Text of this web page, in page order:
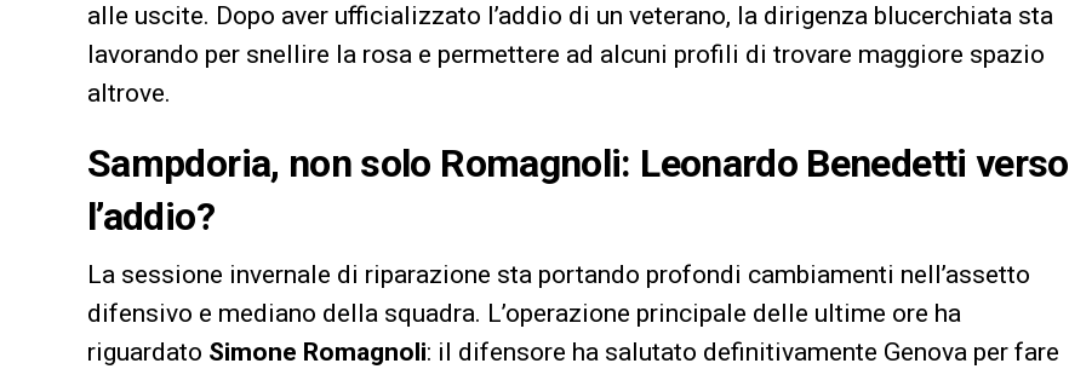
alle uscite. Dopo aver ufficializzato l’addio di un veterano, la dirigenza blucerchiata sta
lavorando per snellire la rosa e permettere ad alcuni profili di trovare maggiore spazio
altrove.
Sampdoria, non solo Romagnoli: Leonardo Benedetti verso
l’addio?
La sessione invernale di riparazione sta portando profondi cambiamenti nell’assetto
difensivo e mediano della squadra. L’operazione principale delle ultime ore ha
riguardato Simone Romagnoli: il difensore ha salutato definitivamente Genova per fare